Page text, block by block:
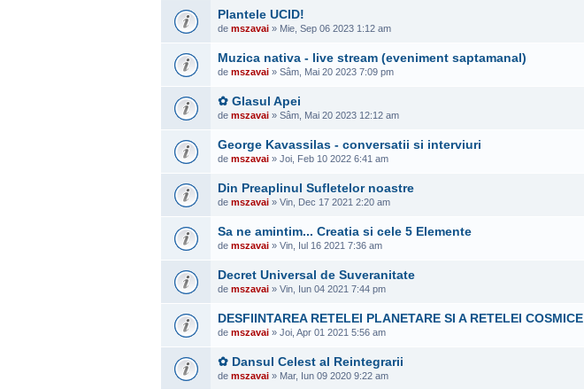
Plantele UCID!
de mszavai » Mie, Sep 06 2023 1:12 am
Muzica nativa - live stream (eveniment saptamanal)
de mszavai » Sâm, Mai 20 2023 7:09 pm
✿ Glasul Apei
de mszavai » Sâm, Mai 20 2023 12:12 am
George Kavassilas - conversatii si interviuri
de mszavai » Joi, Feb 10 2022 6:41 am
Din Preaplinul Sufletelor noastre
de mszavai » Vin, Dec 17 2021 2:20 am
Sa ne amintim... Creatia si cele 5 Elemente
de mszavai » Vin, Iul 16 2021 7:36 am
Decret Universal de Suveranitate
de mszavai » Vin, Iun 04 2021 7:44 pm
DESFIINTAREA RETELEI PLANETARE SI A RETELEI COSMICE
de mszavai » Joi, Apr 01 2021 5:56 am
✿ Dansul Celest al Reintegrarii
de mszavai » Mar, Iun 09 2020 9:22 am